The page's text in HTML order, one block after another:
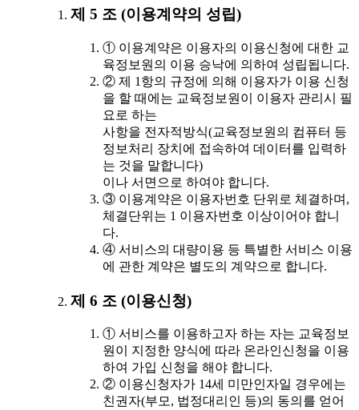
제 5 조 (이용계약의 성립)
① 이용계약은 이용자의 이용신청에 대한 교
육정보원의 이용 승낙에 의하여 성립됩니다.
② 제 1항의 규정에 의해 이용자가 이용 신청
을 할 때에는 교육정보원이 이용자 관리시 필
요로 하는
사항을 전자적방식(교육정보원의 컴퓨터 등
정보처리 장치에 접속하여 데이터를 입력하
는 것을 말합니다)
이나 서면으로 하여야 합니다.
③ 이용계약은 이용자번호 단위로 체결하며,
체결단위는 1 이용자번호 이상이어야 합니
다.
④ 서비스의 대량이용 등 특별한 서비스 이용
에 관한 계약은 별도의 계약으로 합니다.
제 6 조 (이용신청)
① 서비스를 이용하고자 하는 자는 교육정보
원이 지정한 양식에 따라 온라인신청을 이용
하여 가입 신청을 해야 합니다.
② 이용신청자가 14세 미만인자일 경우에는
친권자(부모, 법정대리인 등)의 동의를 얻어